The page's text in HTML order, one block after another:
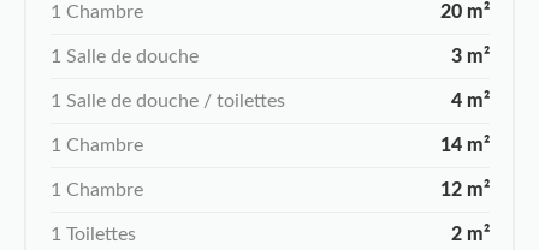
1 Chambre 20 m²
1 Salle de douche 3 m²
1 Salle de douche / toilettes 4 m²
1 Chambre 14 m²
1 Chambre 12 m²
1 Toilettes 2 m²